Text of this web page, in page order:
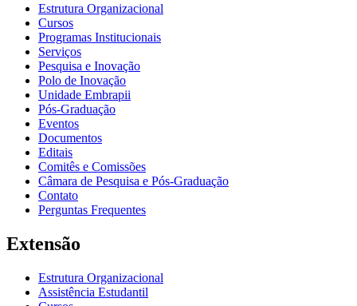
Estrutura Organizacional
Cursos
Programas Institucionais
Serviços
Pesquisa e Inovação
Polo de Inovação
Unidade Embrapii
Pós-Graduação
Eventos
Documentos
Editais
Comitês e Comissões
Câmara de Pesquisa e Pós-Graduação
Contato
Perguntas Frequentes
Extensão
Estrutura Organizacional
Assistência Estudantil